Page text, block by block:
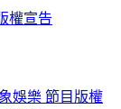
權宣告
娛樂 節目版權